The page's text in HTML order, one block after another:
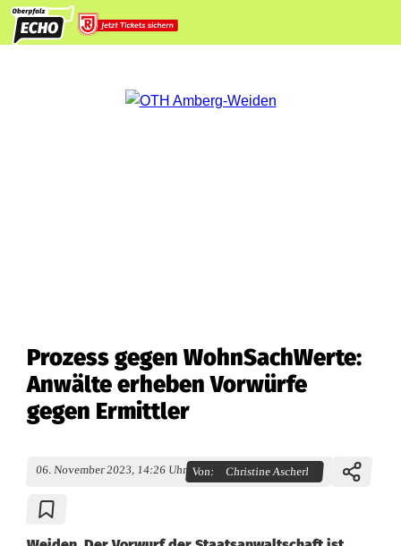
Prozess gegen WohnSachWerte:
Anwälte erheben Vorwürfe
gegen Ermittler
06. November 2023, 14:26 Uhr Von: Christine Ascherl